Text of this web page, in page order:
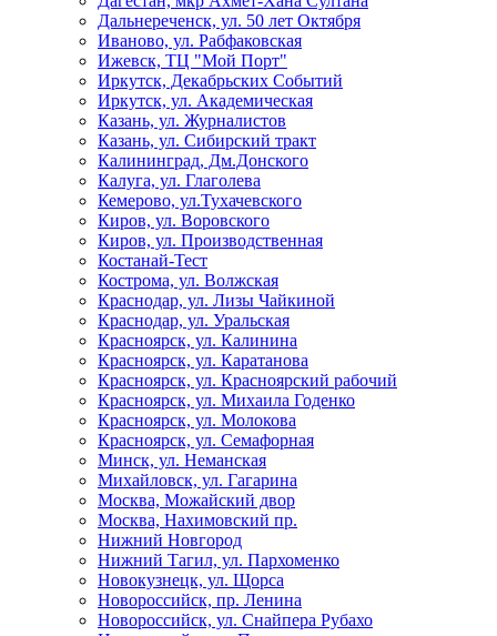
Дальнереченск, ул. 50 лет Октября
Иваново, ул. Рабфаковская
Ижевск, ТЦ "Мой Порт"
Иркутск, Декабрьских Событий
Иркутск, ул. Академическая
Казань, ул. Журналистов
Казань, ул. Сибирский тракт
Калининград, Дм.Донского
Калуга, ул. Глаголева
Кемерово, ул.Тухачевского
Киров, ул. Воровского
Киров, ул. Производственная
Костанай-Тест
Кострома, ул. Волжская
Краснодар, ул. Лизы Чайкиной
Краснодар, ул. Уральская
Красноярск, ул. Калинина
Красноярск, ул. Каратанова
Красноярск, ул. Красноярский рабочий
Красноярск, ул. Михаила Годенко
Красноярск, ул. Молокова
Красноярск, ул. Семафорная
Минск, ул. Неманская
Михайловск, ул. Гагарина
Москва, Можайский двор
Москва, Нахимовский пр.
Нижний Новгород
Нижний Тагил, ул. Пархоменко
Новокузнецк, ул. Щорса
Новороссийск, пр. Ленина
Новороссийск, ул. Снайпера Рубахо